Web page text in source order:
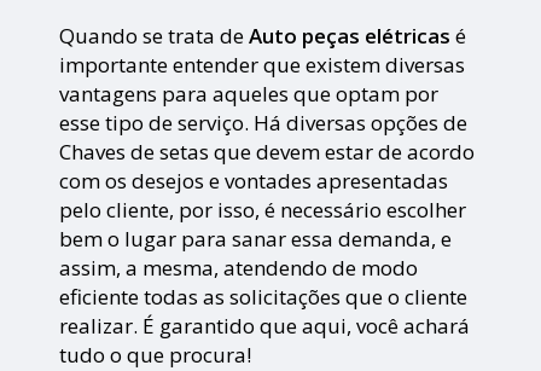
Quando se trata deAuto peças elétricas é
importante entender que existem diversas
vantagens para aqueles que optam por
esse tipo de serviço. Há diversas opções de
Chaves de setas que devem estar de acordo
com os desejos e vontades apresentadas
pelo cliente, por isso, é necessário escolher
bem o lugar para sanar essa demanda, e
assim, a mesma, atendendo de modo
eficiente todas as solicitações que o cliente
realizar. É garantido que aqui, você achará
tudo o que procura!